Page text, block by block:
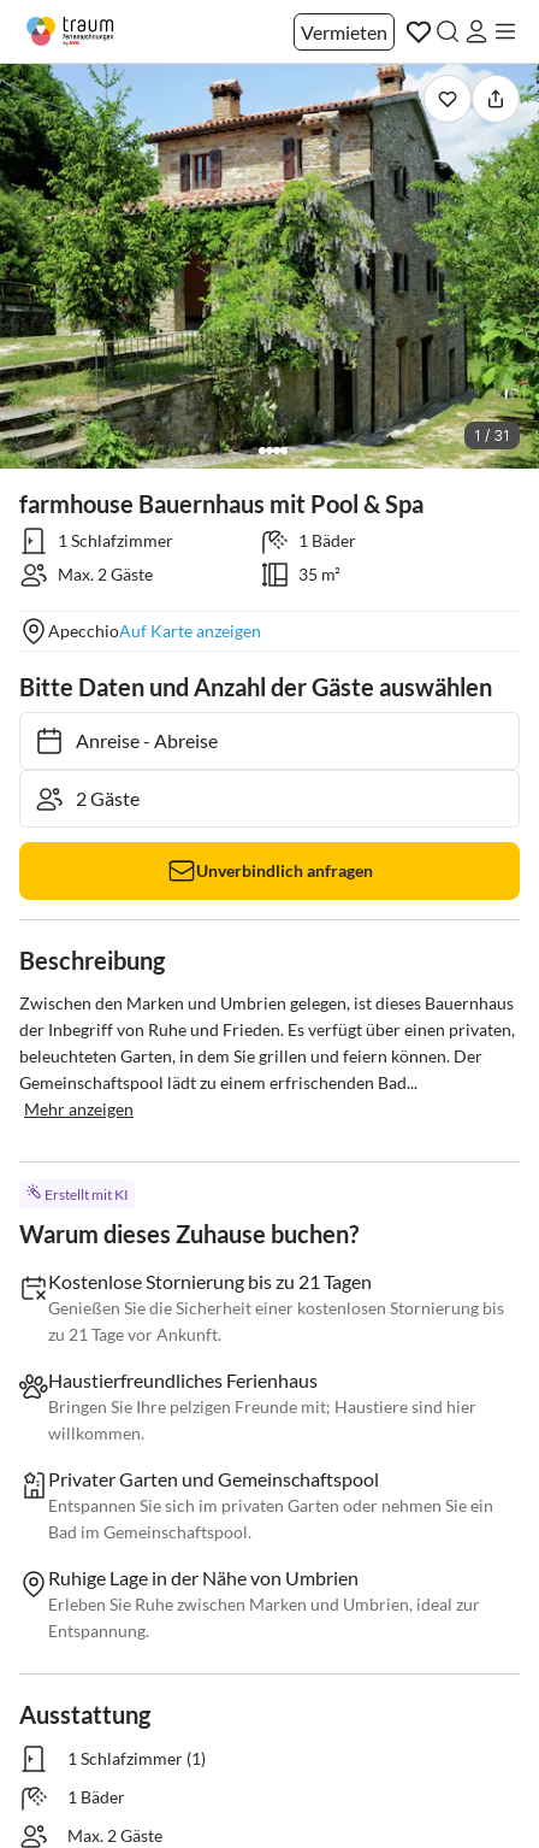
Vermieten
1 / 31
farmhouse Bauernhaus mit Pool & Spa
1 Schlafzimmer
1 Bäder
Max. 2 Gäste
35 m²
ApecchioAuf Karte anzeigen
Bitte Daten und Anzahl der Gäste auswählen
Anreise- Abreise
Unverbindlich anfragen
Beschreibung
Zwischen den Marken und Umbrien gelegen, ist dieses Bauernhaus
der Inbegriff von Ruhe und Frieden. Es verfügt über einen privaten,
beleuchteten Garten, in dem Sie grillen und feiern können. Der
Gemeinschaftspool lädt zu einem erfrischenden Bad...
Mehr anzeigen
Erstellt mit KI
Warum dieses Zuhause buchen?
Kostenlose Stornierung bis zu 21 Tagen
Genießen Sie die Sicherheit einer kostenlosen Stornierung bis
zu 21 Tage vor Ankunft.
Haustierfreundliches Ferienhaus
Bringen Sie Ihre pelzigen Freunde mit; Haustiere sind hier
willkommen.
Privater Garten und Gemeinschaftspool
Entspannen Sie sich im privaten Garten oder nehmen Sie ein
Bad im Gemeinschaftspool.
Ruhige Lage in der Nähe von Umbrien
Erleben Sie Ruhe zwischen Marken und Umbrien, ideal zur
Entspannung.
Ausstattung
1 Schlafzimmer (1)
1 Bäder
Max. 2 Gäste